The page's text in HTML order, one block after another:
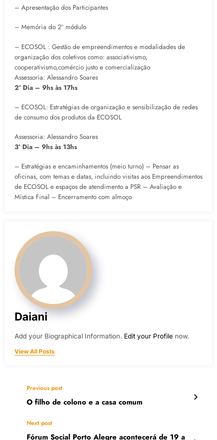
– Apresentação dos Participantes
– Memória do 2º módulo
– ECOSOL : Gestão de empreendimentos e modalidades de
organização dos coletivos como: associativismo,
cooperativismo,comércio justo e comercialização
Assessoria: Alessandro Soares
2º Dia – 9hs às 17hs
– ECOSOL: Estratégias de organização e sensibilização de redes
de consumo dos produtos da ECOSOL
Assessoria: Alessandro Soares
3º Dia – 9hs às 13hs
– Estratégias e encaminhamentos (meio turno) – Pensar as
oficinas, com temas e datas, incluindo visitas aos Empreendimentos
de ECOSOL e espaços de atendimento a PSR – Avaliação e
Mística Final – Encerramento com almoço
Daiani
Add your Biographical Information. Edit your Profile now.
View All Posts
Previous post
O filho de colono e a casa comum
Next post
Fórum Social Porto Alegre acontecerá de 19 a